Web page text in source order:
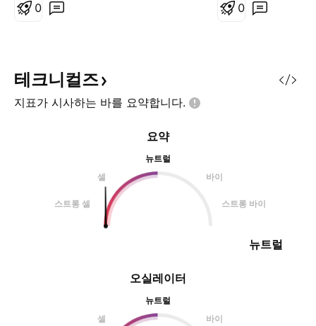
0 0
테크니컬즈
지표가 시사하는 바를 요약합니다.
오실레이터
뉴트럴
셀
바이
요약
뉴트럴
셀
바이
스트롱 셀 스트롱 바이
뉴트럴